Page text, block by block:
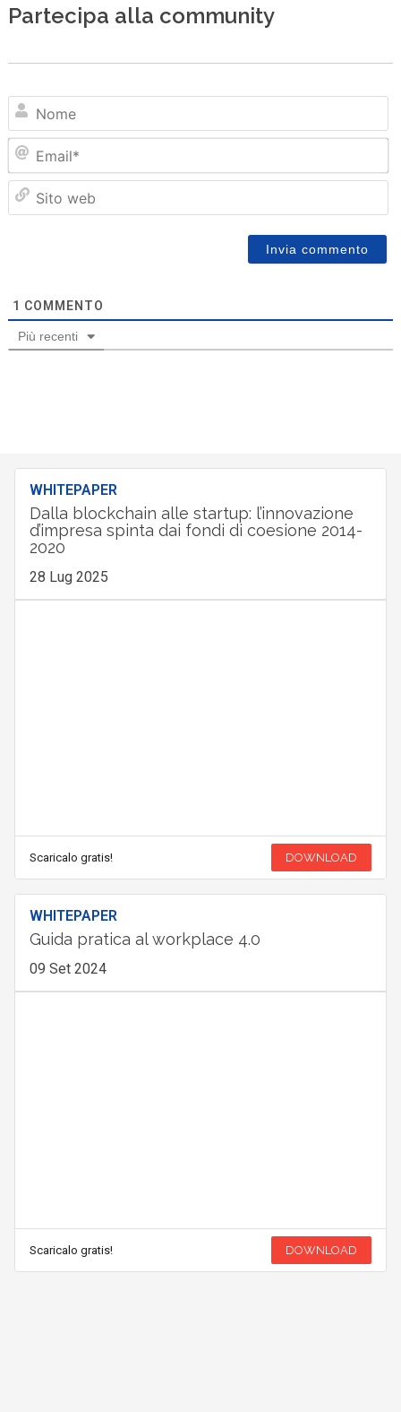
Partecipa alla community
1 COMMENTO
Più recenti
WHITEPAPER
Dalla blockchain alle startup: l’innovazione
d’impresa spinta dai fondi di coesione 2014-
2020
28 Lug 2025
Scaricalo gratis! DOWNLOAD
WHITEPAPER
Guida pratica al workplace 4.0
09 Set 2024
Scaricalo gratis! DOWNLOAD